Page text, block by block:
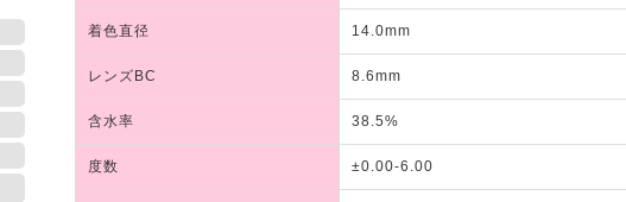
着色直径 14.0mm
レンズBC 8.6mm
含水率 38.5%
度数 ±0.00-6.00